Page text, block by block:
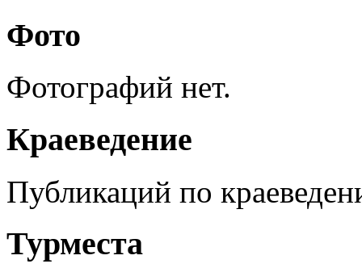
Фото
Фотографий нет.
Краеведение
Публикаций по
Турместа